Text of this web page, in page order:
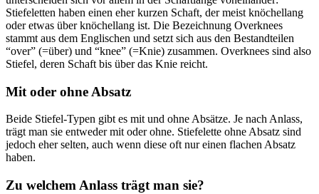
Stiefeletten haben einen eher kurzen Schaft, der meist knöchellang
oder etwas über knöchellang ist. Die Bezeichnung Overknees
stammt aus dem Englischen und setzt sich aus den Bestandteilen
“over” (=über) und “knee” (=Knie) zusammen. Overknees sind also
Stiefel, deren Schaft bis über das Knie reicht.
Mit oder ohne Absatz
Beide Stiefel-Typen gibt es mit und ohne Absätze. Je nach Anlass,
trägt man sie entweder mit oder ohne. Stiefelette ohne Absatz sind
jedoch eher selten, auch wenn diese oft nur einen flachen Absatz
haben.
Zu welchem Anlass trägt man sie?